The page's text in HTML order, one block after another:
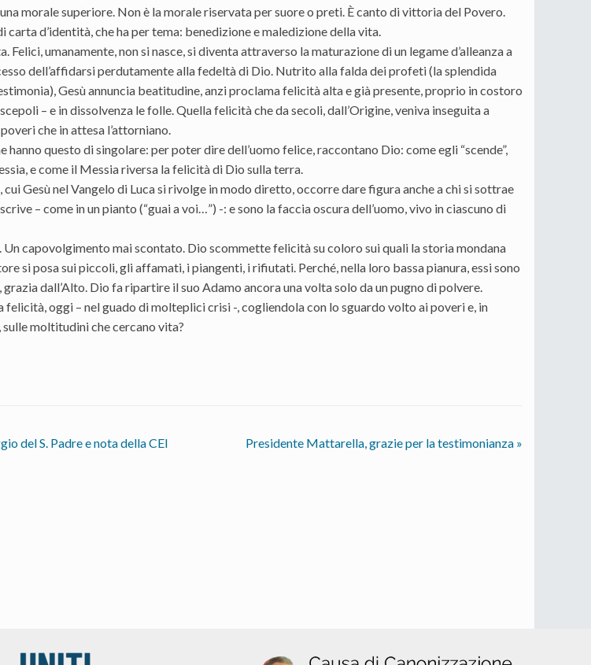
morale superiore. Non è la morale riservata per suore o preti. È canto di vittoria del Povero.
carta d’identità, che ha per tema: benedizione e maledizione della vita.
Felici, umanamente, non si nasce, si diventa attraverso la maturazione di un legame d’alleanza a
dell’affidarsi perdutamente alla fedeltà di Dio. Nutrito alla falda dei profeti (la splendida
Gesù annuncia beatitudine, anzi proclama felicità alta e già presente, proprio in costoro
– e in dissolvenza le folle. Quella felicità che da secoli, dall’Origine, veniva inseguita a
che in attesa l’attorniano.
hanno questo di singolare: per poter dire dell’uomo felice, raccontano Dio: come egli “scende”,
e come il Messia riversa la felicità di Dio sulla terra.
Gesù nel Vangelo di Luca si rivolge in modo diretto, occorre dare figura anche a chi si sottrae
– come in un pianto (“guai a voi…”) -: e sono la faccia oscura dell’uomo, vivo in ciascuno di
Un capovolgimento mai scontato. Dio scommette felicità su coloro sui quali la storia mondana
si posa sui piccoli, gli affamati, i piangenti, i rifiutati. Perché, nella loro bassa pianura, essi sono
grazia dall’Alto. Dio fa ripartire il suo Adamo ancora una volta solo da un pugno di polvere.
felicità, oggi – nel guado di molteplici crisi -, cogliendola con lo sguardo volto ai poveri e, in
moltitudini che cercano vita?
del S. Padre e nota della CEI Presidente Mattarella, grazie per la testimonianza »